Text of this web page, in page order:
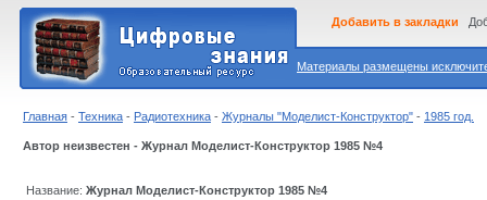
Материалы размещены
Добавить в закладки
Главная - Техника - Радиотехника - Журналы "Моделист-Конструктор" - 1985 год.
Автор неизвестен - Журнал Моделист-Конструктор 1985 №4
Название: Журнал Моделист-Конструктор 1985 №4